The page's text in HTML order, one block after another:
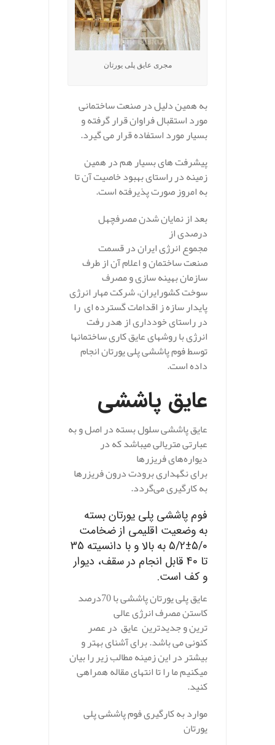
مجری عایق پلی یورتان
به همین دلیل در صنعت ساختمانی
مورد استقبال فراوان قرار گرفته و
بسیار مورد استفاده قرار می گیرد.
پیشرفت های بسیار هم در همین
زمینه در راستای بهبود خاصیت آن تا
به امروز صورت پذیرفته است.
بعد از نمایان شدن مصرفچهل
درصدی از
مجموع انرژی ایران در قسمت
صنعت ساختمان و اعلام آن از طرف
سازمان بهینه سازی و مصرف
سوخت کشور‌ایران، شرکت مهار انرژی
پایدار سازه ز اقدامات گسترده ای را
در راستای خودداری از هدر رفت
انرژی با روشهای عایق کاری ساختمانها
توسط فوم پاششی پلی یورتان انجام
داده است.
عایق پاششی
عایق پاششی سلول بسته در اصل و به
عبارتی متریالی میباشد که در
دیواره‌های فریزر‌ها
برای نگهداری برودت درون فریزرها
به کارگیری می‌گردد.
فوم پاششی پلی یورتان بسته
به وضعیت اقلیمی از ضخامت
5/0±5/2 به بالا و با دانسیته 35
تا 40 قابل انجام در سقف، دیوار
و کف است.
عایق پلی یورتان پاششی با 70درصد
کاستن مصرف انرژی عالی
ترین و جدیدترین عایق در عصر
کنونی می باشد. برای آشنای بهتر و
بیشتر در این زمینه مطالب زیر را بیان
میکنیم ما را تا انتهای مقاله همراهی
کنید.
موارد به کارگیری فوم پاششی پلی
یورتان